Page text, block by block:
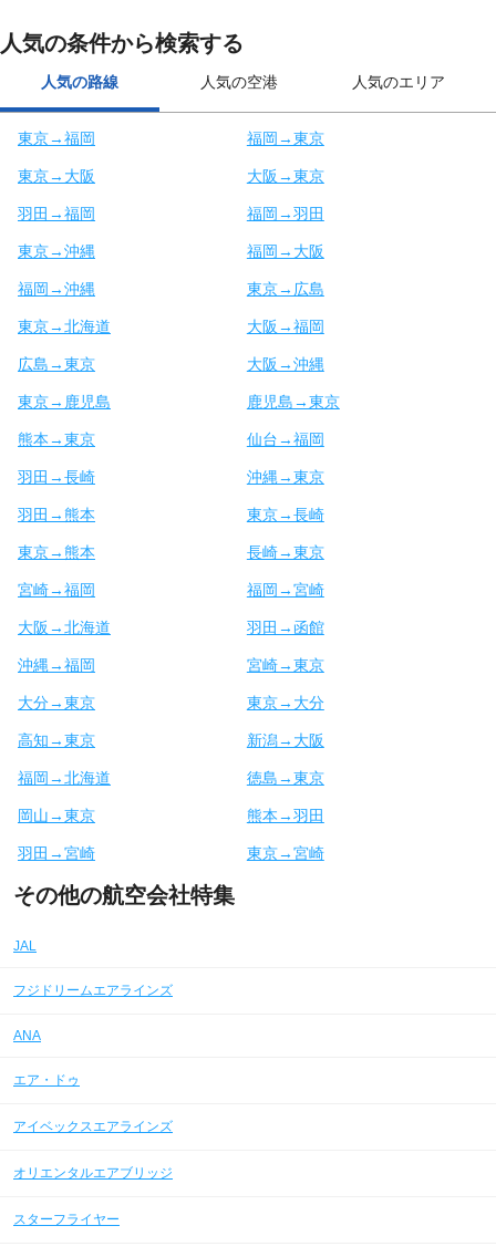
人気の条件から検索する
人気の路線 人気の空港 人気のエリア
東京→福岡 福岡→東京
東京→大阪 大阪→東京
羽田→福岡 福岡→羽田
東京→沖縄 福岡→大阪
福岡→沖縄 東京→広島
東京→北海道 大阪→福岡
広島→東京 大阪→沖縄
東京→鹿児島 鹿児島→東京
熊本→東京 仙台→福岡
羽田→長崎 沖縄→東京
羽田→熊本 東京→長崎
東京→熊本 長崎→東京
宮崎→福岡 福岡→宮崎
大阪→北海道 羽田→函館
沖縄→福岡 宮崎→東京
大分→東京 東京→大分
高知→東京 新潟→大阪
福岡→北海道 徳島→東京
岡山→東京 熊本→羽田
羽田→宮崎 東京→宮崎
その他の航空会社特集
JAL
フジドリームエアラインズ
ANA
エア・ドゥ
アイベックスエアラインズ
オリエンタルエアブリッジ
スターフライヤー